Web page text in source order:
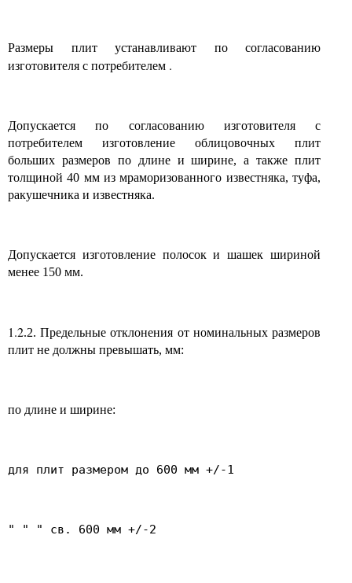
Размеры плит устанавливают по согласованию
изготовителя с потребителем .
Допускается по согласованию изготовителя с
потребителем изготовление облицовочных плит
больших размеров по длине и ширине, а также плит
толщиной 40 мм из мраморизованного известняка, туфа,
ракушечника и известняка.
Допускается изготовление полосок и шашек шириной
менее 150 мм.
1.2.2. Предельные отклонения от номинальных размеров
плит не должны превышать, мм:
по длине и ширине:
для плит размером до 600 мм +/-1
" " " св. 600 мм +/-2